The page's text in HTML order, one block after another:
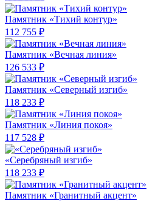
Памятник «Тихий контур»
112 755 ₽
Памятник «Вечная линия»
126 533 ₽
Памятник «Северный изгиб»
118 233 ₽
Памятник «Линия покоя»
117 528 ₽
«Серебряный изгиб»
118 233 ₽
Памятник «Гранитный акцент»